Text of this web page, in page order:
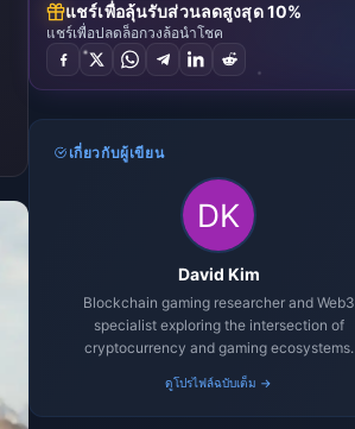
แชร์เพื่อลุ้นรับส่วนลดสูงสุด 10%
แชร์เพื่อปลดล็อกวงล้อนำโชค
เกี่ยวกับผู้เขียน
David Kim
Blockchain gaming researcher and Web3
specialist exploring the intersection of
cryptocurrency and gaming ecosystems.
ดูโปรไฟล์ฉบับเต็ม →